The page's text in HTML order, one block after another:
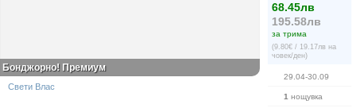
68.45лв
195.58лв
за трима
(9.80€ / 19.17лв на
човек/ден)
29.04-30.09
1 нощувка
Бонджорно! Премиум
Свети Влас